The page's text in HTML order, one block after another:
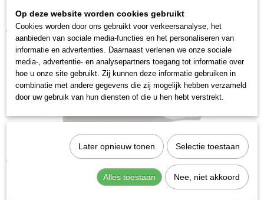
Kraftwerk 2035T30 Krachtbit Torx T 30
€ 3,28
Kraftwerk 2035T45 Krachtbit Torx T 45
€ 3,28
Op deze website worden cookies gebruikt
Cookies worden door ons gebruikt voor verkeersanalyse, het
aanbieden van sociale media-functies en het personaliseren van
informatie en advertenties. Daarnaast verlenen we onze sociale
media-, advertentie- en analysepartners toegang tot informatie over
hoe u onze site gebruikt. Zij kunnen deze informatie gebruiken in
combinatie met andere gegevens die zij mogelijk hebben verzameld
door uw gebruik van hun diensten of die u hen hebt verstrekt.
Later opnieuw tonen Selectie toestaan
Alles toestaan Nee, niet akkoord